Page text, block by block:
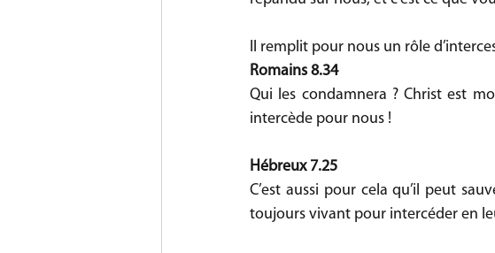
Il remplit pour nous un rôle
Romains 8.34
Qui les condamnera ? Christ est
intercède pour nous !
Hébreux 7.25
C’est aussi pour cela qu’il peut
toujours vivant pour intercéder en